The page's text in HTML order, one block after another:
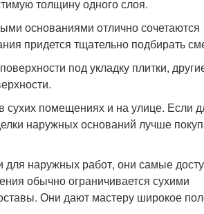
толщину одного слоя.
основаниями отлично сочетаются
придется тщательно подбирать
под укладку плитки,
сухих помещениях и на улице. Если
наружных оснований лучше
для наружных работ, они самые
обычно ограничивается сухими
Они дают мастеру широкое